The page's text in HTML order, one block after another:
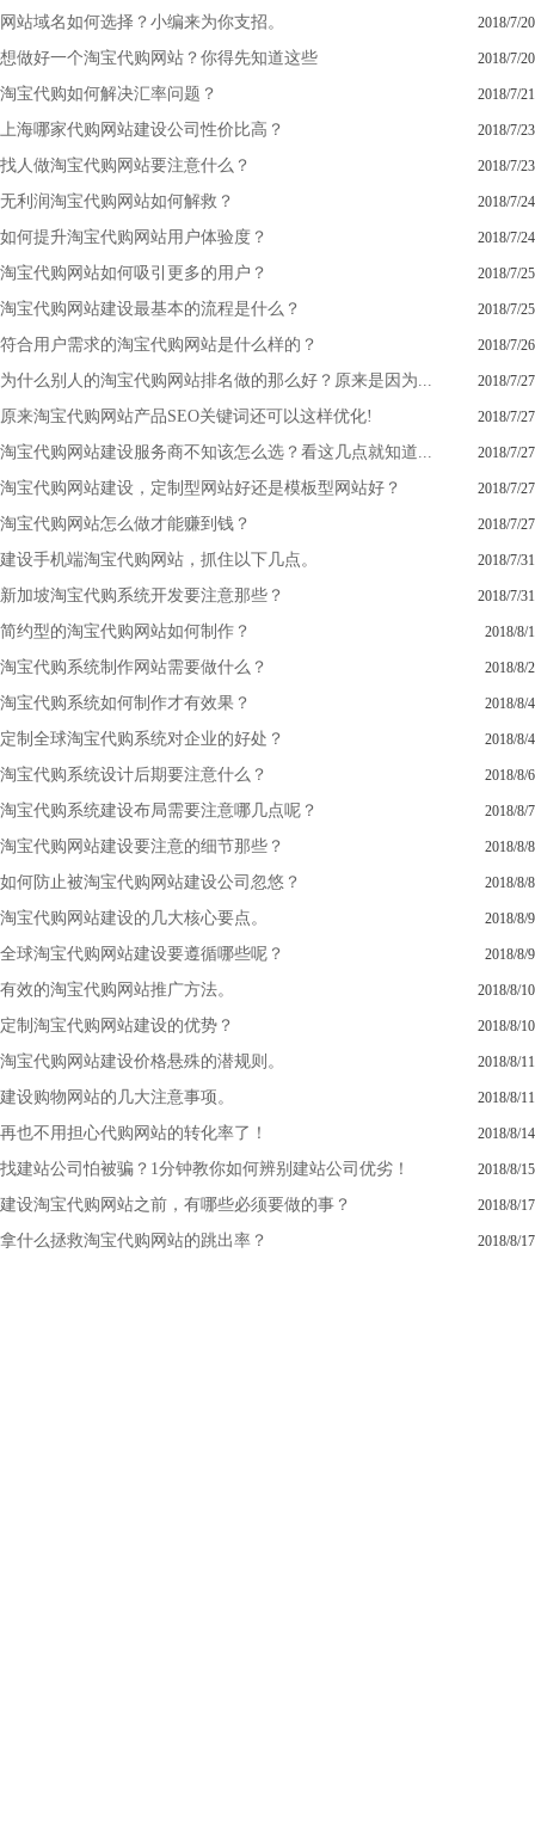
网站域名如何选择？小编来为你支招。 2018/7/20
想做好一个淘宝代购网站？你得先知道这些 2018/7/20
淘宝代购如何解决汇率问题？ 2018/7/21
上海哪家代购网站建设公司性价比高？ 2018/7/23
找人做淘宝代购网站要注意什么？ 2018/7/23
无利润淘宝代购网站如何解救？ 2018/7/24
如何提升淘宝代购网站用户体验度？ 2018/7/24
淘宝代购网站如何吸引更多的用户？ 2018/7/25
淘宝代购网站建设最基本的流程是什么？ 2018/7/25
符合用户需求的淘宝代购网站是什么样的？ 2018/7/26
为什么别人的淘宝代购网站排名做的那么好？原来是因为... 2018/7/27
原来淘宝代购网站产品SEO关键词还可以这样优化! 2018/7/27
淘宝代购网站建设服务商不知该怎么选？看这几点就知道... 2018/7/27
淘宝代购网站建设，定制型网站好还是模板型网站好？ 2018/7/27
淘宝代购网站怎么做才能赚到钱？ 2018/7/27
建设手机端淘宝代购网站，抓住以下几点。 2018/7/31
新加坡淘宝代购系统开发要注意那些？ 2018/7/31
简约型的淘宝代购网站如何制作？ 2018/8/1
淘宝代购系统制作网站需要做什么？ 2018/8/2
淘宝代购系统如何制作才有效果？ 2018/8/4
定制全球淘宝代购系统对企业的好处？ 2018/8/4
淘宝代购系统设计后期要注意什么？ 2018/8/6
淘宝代购系统建设布局需要注意哪几点呢？ 2018/8/7
淘宝代购网站建设要注意的细节那些？ 2018/8/8
如何防止被淘宝代购网站建设公司忽悠？ 2018/8/8
淘宝代购网站建设的几大核心要点。 2018/8/9
全球淘宝代购网站建设要遵循哪些呢？ 2018/8/9
有效的淘宝代购网站推广方法。 2018/8/10
定制淘宝代购网站建设的优势？ 2018/8/10
淘宝代购网站建设价格悬殊的潜规则。 2018/8/11
建设购物网站的几大注意事项。 2018/8/11
再也不用担心代购网站的转化率了！ 2018/8/14
找建站公司怕被骗？1分钟教你如何辨别建站公司优劣！ 2018/8/15
建设淘宝代购网站之前，有哪些必须要做的事？ 2018/8/17
拿什么拯救淘宝代购网站的跳出率？ 2018/8/17